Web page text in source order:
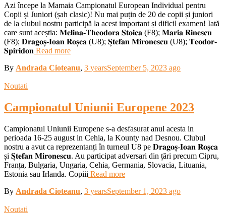
Azi începe la Mamaia Campionatul European Individual pentru
Copii și Juniori (șah clasic)! Nu mai puțin de 20 de copii și juniori
de la clubul nostru participă la acest important și dificil examen! Iată
care sunt aceștia: 𝐌𝐞𝐥𝐢𝐧𝐚-𝐓𝐡𝐞𝐨𝐝𝐨𝐫𝐚 𝐒𝐭𝐨𝐢𝐜𝐚 (F8); 𝐌𝐚𝐫𝐢𝐚 𝐑𝐢𝐧𝐞𝐬𝐜𝐮
(F8); 𝐃𝐫𝐚𝐠𝐨𝐬̦-𝐈𝐨𝐚𝐧 𝐑𝐨𝐬̦𝐜𝐚 (U8); 𝐒̦𝐭𝐞𝐟𝐚𝐧 𝐌𝐢𝐫𝐨𝐧𝐞𝐬𝐜𝐮 (U8); 𝐓𝐞𝐨𝐝𝐨𝐫-
𝐒𝐩𝐢𝐫𝐢𝐝𝐨𝐧 Read more
By Andrada Cioteanu, 3 yearsSeptember 5, 2023 ago
Noutati
Campionatul Uniunii Europene 2023
Campionatul Uniunii Europene s-a desfasurat anul acesta in
perioada 16-25 august in Cehia, la Kounty nad Desnou. Clubul
nostru a avut ca reprezentanți în turneul U8 pe 𝐃𝐫𝐚𝐠𝐨𝐬̦-𝐈𝐨𝐚𝐧 𝐑𝐨𝐬̦𝐜𝐚
și 𝐒̦𝐭𝐞𝐟𝐚𝐧 𝐌𝐢𝐫𝐨𝐧𝐞𝐬𝐜𝐮. Au participat adversari din țări precum Cipru,
Franța, Bulgaria, Ungaria, Cehia, Germania, Slovacia, Lituania,
Estonia sau Irlanda. Copiii Read more
By Andrada Cioteanu, 3 yearsSeptember 1, 2023 ago
Noutati